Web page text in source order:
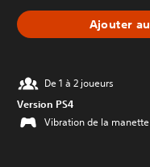
Ajouter
De 1 à 2 joueurs
Version PS4
Vibration de la manette